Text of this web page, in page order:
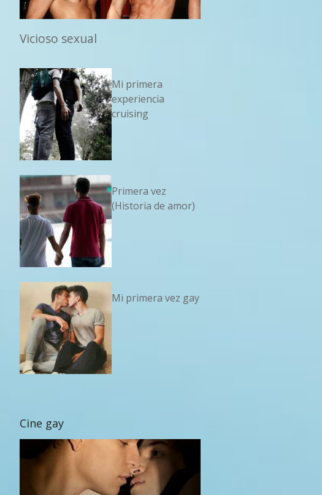
Vicioso sexual
Mi primera
experiencia
cruising
Primera vez
(Historia de amor)
Mi primera vez gay
Cine gay